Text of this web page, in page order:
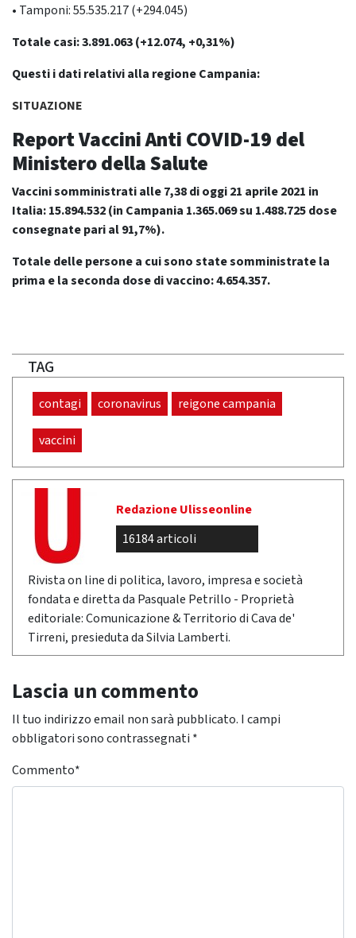
• Tamponi: 55.535.217 (+294.045)
Totale casi: 3.891.063 (+12.074, +0,31%)
Questi i dati relativi alla regione Campania:
SITUAZIONE
Report Vaccini Anti COVID-19del
Ministero della Salute
Vaccini somministrati alle 7,38 di oggi 21 aprile 2021 in
Italia: 15.894.532(in Campania 1.365.069 su 1.488.725 dose
consegnate pari al 91,7%).
Totale delle persone a cui sono state somministrate la
prima e la seconda dose di vaccino: 4.654.357.
TAG
contagi coronavirus reigone campania
vaccini
Redazione Ulisseonline
16184 articoli
Rivista on line di politica, lavoro, impresa e società
fondata e diretta da Pasquale Petrillo - Proprietà
editoriale: Comunicazione & Territorio di Cava de'
Tirreni, presieduta da Silvia Lamberti.
Lascia un commento
Il tuo indirizzo email non sarà pubblicato. I campi
obbligatori sono contrassegnati *
Commento*